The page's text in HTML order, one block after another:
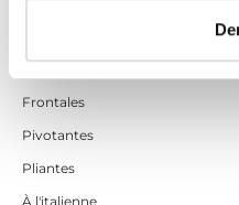
Parois de douche
Frontales
Pivotantes
Pliantes
À l'italienne